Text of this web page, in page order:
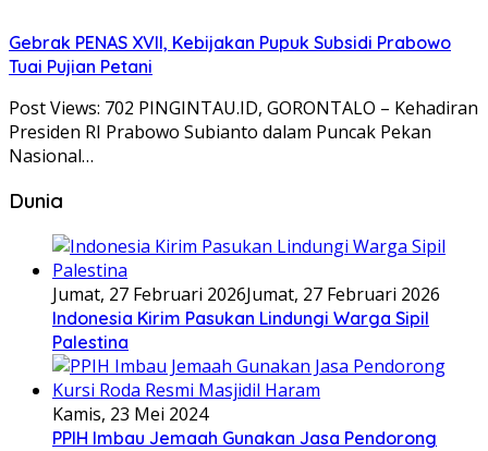
Gebrak PENAS XVII, Kebijakan Pupuk Subsidi Prabowo
Tuai Pujian Petani
Post Views: 702 PINGINTAU.ID, GORONTALO – Kehadiran
Presiden RI Prabowo Subianto dalam Puncak Pekan
Nasional…
Dunia
Jumat, 27 Februari 2026Jumat, 27 Februari 2026
Indonesia Kirim Pasukan Lindungi Warga Sipil
Palestina
Kamis, 23 Mei 2024
PPIH Imbau Jemaah Gunakan Jasa Pendorong